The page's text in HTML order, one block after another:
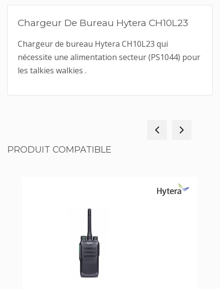
Chargeur De Bureau Hytera CH10L23
Chargeur de bureau Hytera CH10L23 qui
nécessite une alimentation secteur (PS1044) pour
les talkies walkies .
PRODUIT COMPATIBLE